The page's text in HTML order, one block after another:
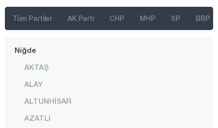
Tüm Partiler AK Parti CHP MHP SP BBP
Nevşehir
Niğde
AKTAŞ
ALAY
ALTUNHİSAR
AZATLI